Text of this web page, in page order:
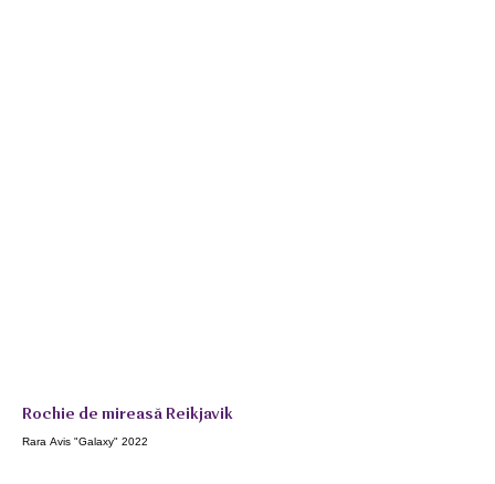
Rochie de mireasă Reikjavik
Rara Avis "Galaxy" 2022